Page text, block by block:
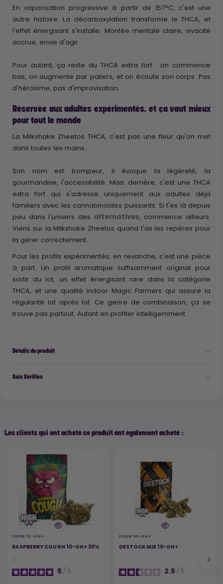
En vaporisation progressive à partir de 157°C, c'est une
autre histoire. La décarboxylation transforme le THCA, et
l'effet énergisant s'installe. Montée mentale claire, vivacité
accrue, envie d'agir.
Pour autant, ça reste du THCA extra fort : on commence
bas, on augmente par paliers, et on écoute son corps. Pas
d'héroïsme, pas d'improvisation.
Réservée aux adultes expérimentés, et ça vaut mieux
pour tout le monde
La Milkshake Zheetos THCA, c'est pas une fleur qu'on met
dans toutes les mains.
Son nom est trompeur, il évoque la légèreté, la
gourmandise, l'accessibilité. Mais derrière, c'est une THCA
extra fort qui s'adresse uniquement aux adultes déjà
familiers avec les cannabinoïdes puissants. Si t'es là depuis
peu dans l'univers des alternatives, commence ailleurs.
Viens sur la Milkshake Zheetos quand t'as les repères pour
la gérer correctement.
Pour les profils expérimentés, en revanche, c'est une pièce
à part. Un profil aromatique suffisamment original pour
sortir du lot, un effet énergisant rare dans la catégorie
THCA, et une qualité indoor Magic Farmers qui assure la
régularité lot après lot. Ce genre de combinaison, ça se
trouve pas partout. Autant en profiter intelligemment.
Détails du produit
Avis Vérifiés
Les clients qui ont acheté ce produit ont également acheté :
FLEUR 10-OH+
RASPBERRY COUGH 10-OH+ 30%
5/ 5
FLEUR 10-OH+
DESTOCK MIX 10-OH+
2.5/ 5